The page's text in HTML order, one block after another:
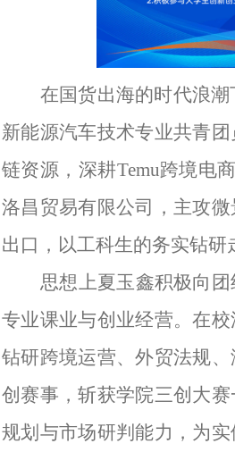
在国货出海的时代浪
新能源汽车技术专业共青
链资源，深耕Temu跨境电
洛昌贸易有限公司，主攻
出口，以工科生的务实钻
思想上夏玉鑫积极向
专业课业与创业经营。在
钻研跨境运营、外贸法规
创赛事，斩获学院三创大
规划与市场研判能力，为